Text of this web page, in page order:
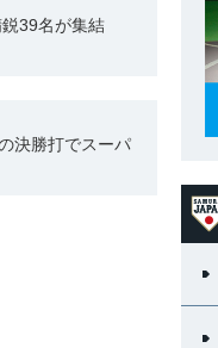
39名が集結
決勝打でスーパ